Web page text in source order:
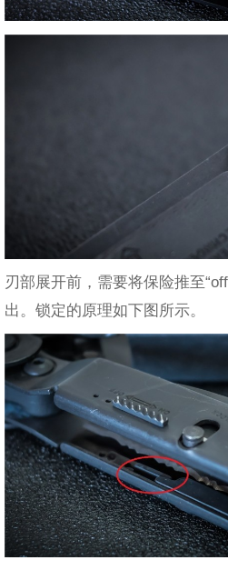
刃部展开前，需要将保险推至
出。锁定的原理如下图所示。